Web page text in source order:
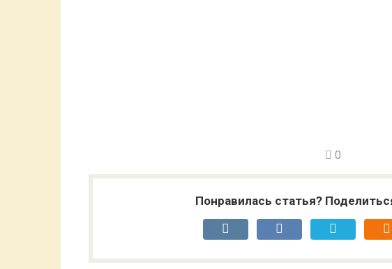
0
Понравилась статья?